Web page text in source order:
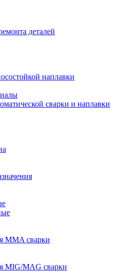
деталей
наплавки
сварки и наплавки
MMA сварки
MIG/MAG сварки